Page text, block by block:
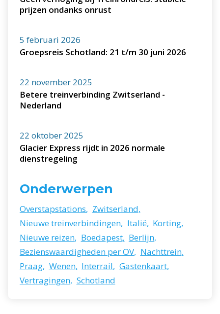
prijzen ondanks onrust
5 februari 2026
Groepsreis Schotland: 21 t/m 30 juni 2026
22 november 2025
Betere treinverbinding Zwitserland -
Nederland
22 oktober 2025
Glacier Express rijdt in 2026 normale
dienstregeling
Onderwerpen
Overstapstations, Zwitserland,
Nieuwe treinverbindingen, Italië, Korting,
Nieuwe reizen, Boedapest, Berlijn,
Bezienswaardigheden per OV, Nachttrein,
Praag, Wenen, Interrail, Gastenkaart,
Vertragingen, Schotland